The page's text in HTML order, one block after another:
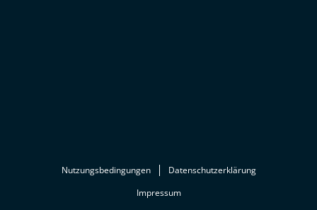
Nutzungsbedingungen
Datenschutzerklärung
Impressum